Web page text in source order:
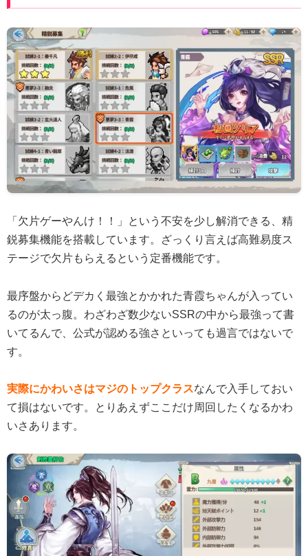
「欠片ゲーやんけ！！」という不安を少し解消できる、精
鋭募集機能を搭載しています。ざっくり言えば高難易度ス
テージで欠片もらえるという定番機能です。
最序盤からどデカく最強とかかれた青霞ちゃんが入ってい
るのが太っ腹。わざわざ数少ないSSRの中から最強って書
いてるんで、公式が認める強さといっても過言ではないで
す。
実際にかわいさはマジのトップクラスなんで入手しておい
て損はないです。とりあえずここだけ周回したくなるかわ
いさあります。